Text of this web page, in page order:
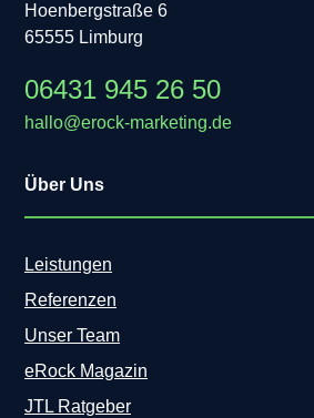
Hoenbergstraße 6
65555 Limburg
06431 945 26 50
hallo@erock-marketing.de
Über Uns
Leistungen
Referenzen
Unser Team
eRock Magazin
JTL Ratgeber